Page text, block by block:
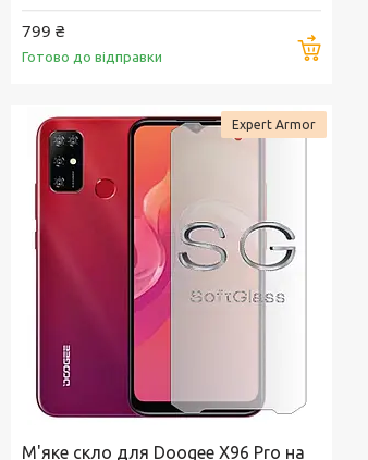
Купити
799 ₴
Готово до відправки
Expert Armor
М'яке скло для Doogee X96 Pro на